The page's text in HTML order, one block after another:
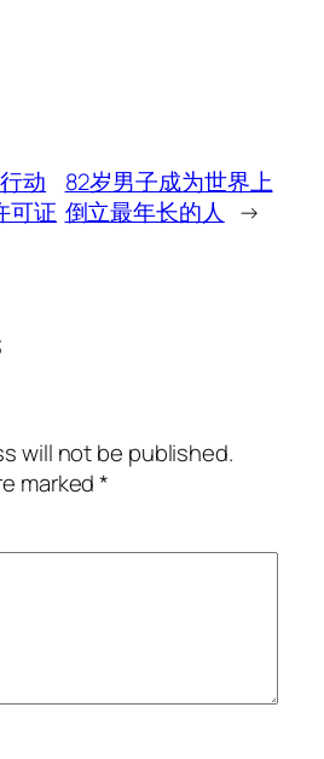
动
可证
82岁男子成为世界上
倒立最年长的人
→
will not be published.
marked*